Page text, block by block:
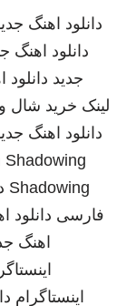
دانلود اهنگ
دانلود اهنگ
جدید دانلود
لینک خرید شال
دانلود اهنگ
Shadowing
Shadowing
فارسی دانلود
اهنگ
اینستاگرام